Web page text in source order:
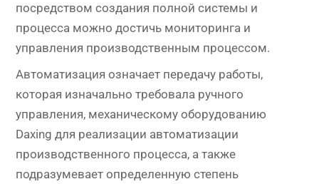
посредством создания полной системы и
процесса можно достичь мониторинга и
управления производственным процессом.
Автоматизация означает передачу работы,
которая изначально требовала ручного
управления, механическому оборудованию
Daxing для реализации автоматизации
производственного процесса, а также
подразумевает определенную степень